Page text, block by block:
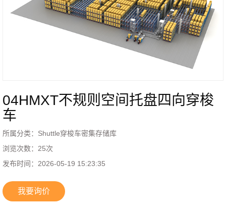
04HMXT不规则空间托盘四向穿梭
车
所属分类： Shuttle穿梭车密集存储库
浏览次数： 25次
发布时间： 2026-05-19 15:23:35
我要询价